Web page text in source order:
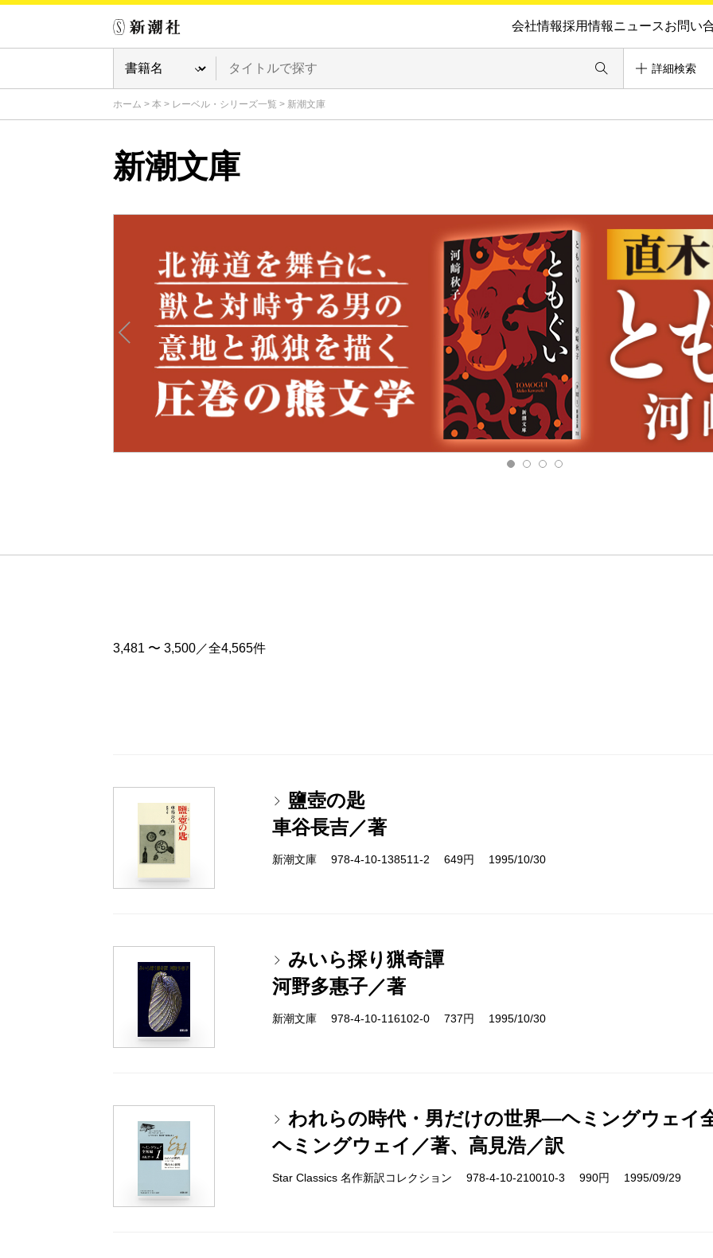
会社情報採用情報ニュースお問い
詳細検索
ホーム > 本 > レーベル・シリーズ一覧 > 新潮文庫
新潮文庫
3,481 〜 3,500／全4,565件
鹽壺の匙
車谷長吉／著
新潮文庫 978-4-10-138511-2 649円 1995/10/30
みいら採り猟奇譚
河野多惠子／著
新潮文庫 978-4-10-116102-0 737円 1995/10/30
われらの時代・男だけの世界―ヘミングウェ
ヘミングウェイ／著、高見浩／訳
Star Classics 名作新訳コレクション 978-4-10-210010-3 990円 1995/09/29